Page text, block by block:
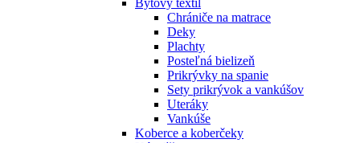
Chrániče na matrace
Deky
Plachty
Posteľná bielizeň
Prikrývky na spanie
Sety prikrývok a vankúšov
Uteráky
Vankúše
Koberce a koberčeky